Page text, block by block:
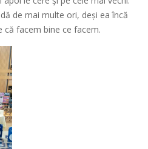
de mai multe ori, deși ea încă
că facem bine ce facem.